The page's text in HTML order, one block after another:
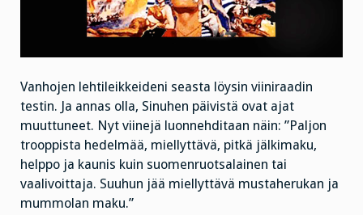
Vanhojen lehtileikkeideni seasta löysin viiniraadin
testin. Ja annas olla, Sinuhen päivistä ovat ajat
muuttuneet. Nyt viinejä luonnehditaan näin: ”Paljon
trooppista hedelmää, miellyttävä, pitkä jälkimaku,
helppo ja kaunis kuin suomenruotsalainen tai
vaalivoittaja. Suuhun jää miellyttävä mustaherukan ja
mummolan maku.”